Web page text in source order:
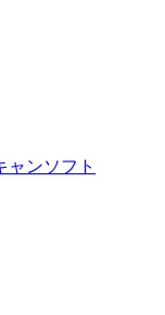
ャンソフト